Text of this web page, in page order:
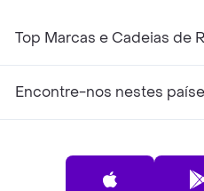
Top Marcas e Cadeias de
Encontre-nos nestes